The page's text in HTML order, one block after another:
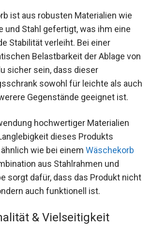
ist aus robusten Materialien wie
und Stahl gefertigt, was ihm eine
Stabilität verleiht. Bei einer
Belastbarkeit der Ablage von
sicher sein, dass dieser
sowohl für leichte als auch
Gegenstände geeignet ist.
hochwertiger Materialien
dieses Produkts
wie bei einem Wäschekorb
aus Stahlrahmen und
sorgt dafür, dass das Produkt nicht
auch funktionell ist.
& Vielseitigkeit